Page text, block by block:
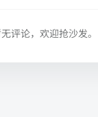
评论，欢迎抢沙发。